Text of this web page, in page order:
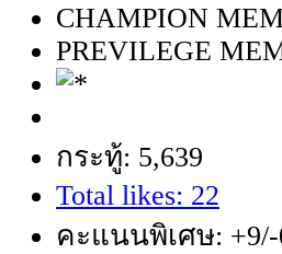
CHAMPION
PREVILEGE
กระทู้: 5,639
Total likes: 22
คะแนนพิเศษ: +9/-